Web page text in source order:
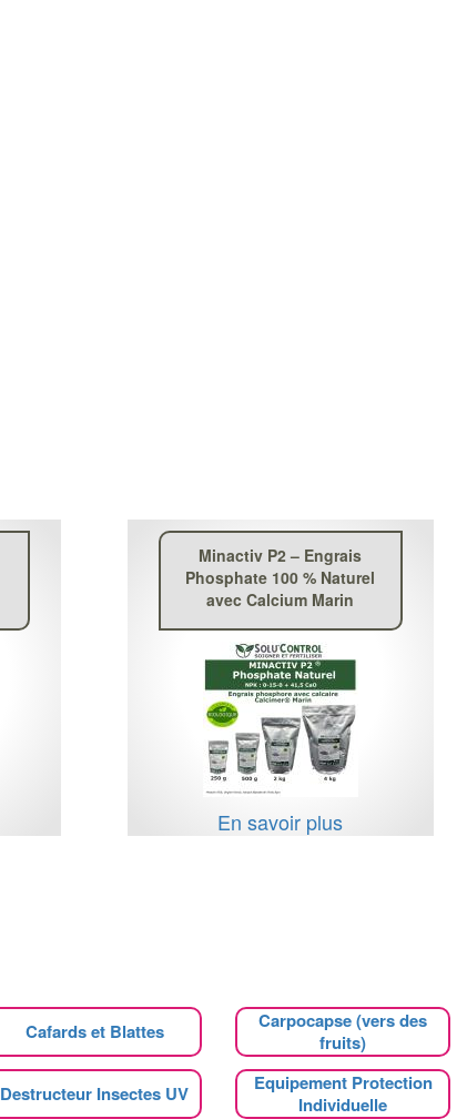
Minactiv P2 – Engrais
Phosphate 100 % Naturel
avec Calcium Marin
En savoir plus
Cafards et Blattes
Carpocapse (vers des
fruits)
Destructeur Insectes UV
Equipement Protection
Individuelle